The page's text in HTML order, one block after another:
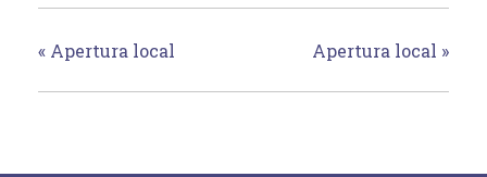
« Apertura local Apertura local »